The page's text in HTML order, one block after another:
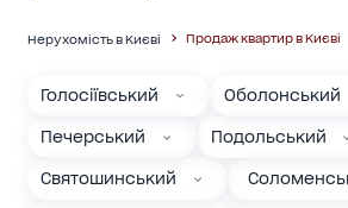
Нерухомість в Києві Продаж квартир в Києві
Голосіївський Оболонський
Печерський Подольський
Святошинський